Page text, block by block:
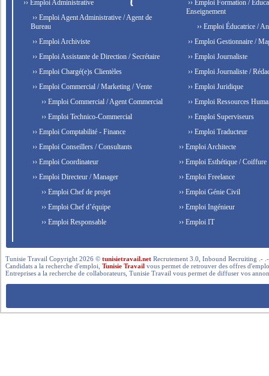
›› Emploi Administrative
›› Emploi Agent Administrative / Agent de
Bureau
›› Emploi Archiviste
›› Emploi Assistante de Direction / Secrétaire
›› Emploi Chargé(e)s Clientèles
›› Emploi Commercial / Marketing / Vente
›› Emploi Commercial / Agent Commercial
›› Emploi Technico-Commercial
›› Emploi Comptabilité - Finance
›› Emploi Conseillers / Consultants
›› Emploi Coordinateur
›› Emploi Directeur / Manager
›› Emploi Chef de projet
›› Emploi Chef d’équipe
›› Emploi Responsable
›› Emploi Formation /
Enseignement
›› Emploi Éducatrice /
›› Emploi Gestionnaire /
›› Emploi Journaliste
›› Emploi Journaliste /
›› Emploi Juridique
›› Emploi Ressources
›› Emploi Superviseurs
›› Emploi Traducteur
›› Emploi Architecte
›› Emploi Esthétique / Coiffure
›› Emploi Freelance
›› Emploi Génie Civil
›› Emploi Ingénieur
›› Emploi IT
Tunisie Travail Copyright 2026 ©tunisietravail.net Recrutement 3.0, Inbound Recruiting .-
Candidats a la recherche d'emploi,Tunisie Travail vous permet de retrouver des offres
Entreprises a la recherche de collaborateurs, Tunisie Travail vous permet de diffuser vos